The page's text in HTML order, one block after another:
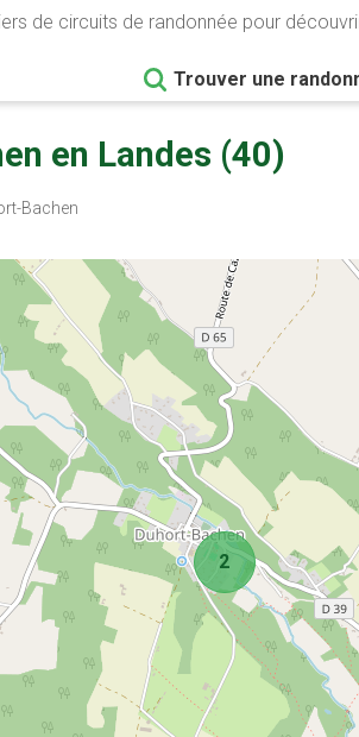
de circuits de randonnée pour
Trouver une
en Landes (40)
Bachen
2